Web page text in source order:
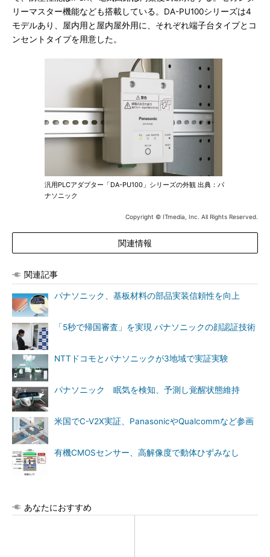
リーマスター機能なども搭載している。DA-PU100シリーズは4
モデルあり、屋内用と屋内屋外用に、それぞれ端子台タイプとコ
ンセントタイプを用意した。
汎用PLCアダプター「DA-PU100」シリーズの外観 出典：パ
ナソニック
Copyright © ITmedia, Inc. All Rights Reserved.
関連情報
関連記事
パナソニック、基板材料の部品実装信頼性を向上
「5秒で帰国審査」を実現 パナソニックの顔認証技術
NTTドコモとパナソニックが3地域で実証実験
パナソニック 眠気を検知、予測し覚醒状態維持
米国でC-V2X実証、PanasonicやQualcommなど参画
有機CMOSセンサー、高解像度で動体ひずみなし
あなたにおすすめ